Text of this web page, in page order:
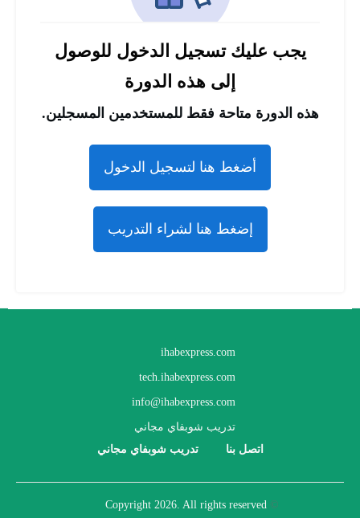
يجب عليك تسجيل الدخول للوصول
إلى هذه الدورة
هذه الدورة متاحة فقط للمستخدمين المسجلين.
أضغط هنا لتسجيل الدخول
إضغط هنا لشراء التدريب
ihabexpress.com
tech.ihabexpress.com
info@ihabexpress.com
تدريب شوبفاي مجاني
اتصل بنا تدريب شوبفاي مجاني
©
2026. All rights reserved